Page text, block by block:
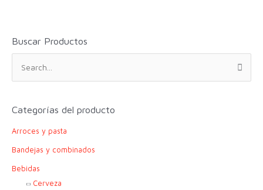
Buscar Productos
r
p
Categorías del producto
Arroces y pasta
Bandejas y combinados
Bebidas
Cerveza